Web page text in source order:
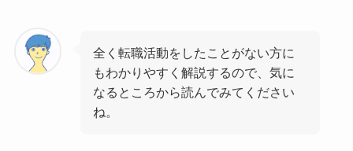
全く転職活動をしたことがない方に
もわかりやすく解説するので、気に
なるところから読んでみてください
ね。